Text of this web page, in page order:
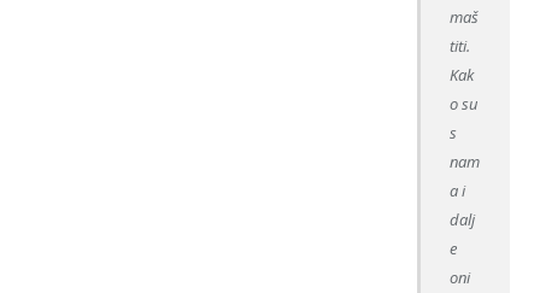
maš
titi.
Kak
o su
s
nam
a i
dalj
e
oni